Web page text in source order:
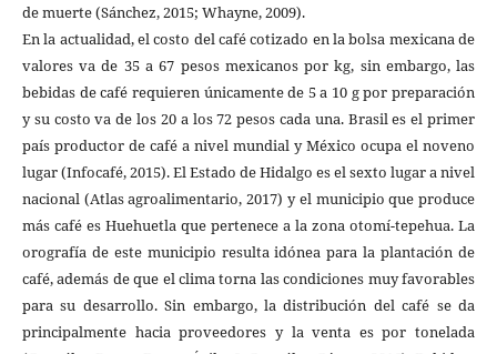
de muerte (Sánchez, 2015; Whayne, 2009).
En la actualidad, el costo del café cotizado en la bolsa mexicana de
valores va de 35 a 67 pesos mexicanos por kg, sin embargo, las
bebidas de café requieren únicamente de 5 a 10 g por preparación
y su costo va de los 20 a los 72 pesos cada una. Brasil es el primer
país productor de café a nivel mundial y México ocupa el noveno
lugar (Infocafé, 2015). El Estado de Hidalgo es el sexto lugar a nivel
nacional (Atlas agroalimentario, 2017) y el municipio que produce
más café es Huehuetla que pertenece a la zona otomí-tepehua. La
orografía de este municipio resulta idónea para la plantación de
café, además de que el clima torna las condiciones muy favorables
para su desarrollo. Sin embargo, la distribución del café se da
principalmente hacia proveedores y la venta es por tonelada